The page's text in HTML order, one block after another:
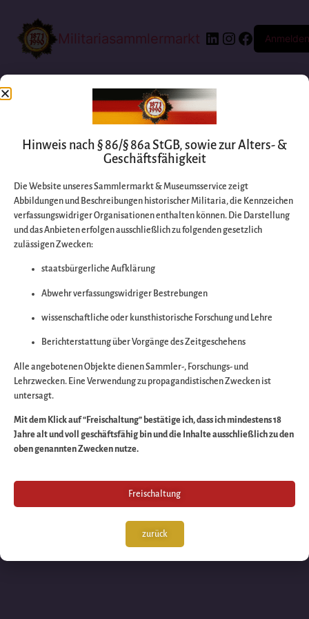
Militariasammlermarkt Anmelden
Entschuldigen Sie
bitte die
Wir arbeiten an
großartigen Sache
schauen Sie bald
wieder vorbei!
Hinweis nach § 86/§ 86a StGB, sowie zur Alters- &
Geschäftsfähigkeit
Die Website unseres Sammlermarkt & Museumsservice zeigt
Abbildungen und Beschreibungen historischer Militaria, die Kennzeichen
verfassungswidriger Organisationen enthalten können. Die Darstellung
und das Anbieten erfolgen ausschließlich zu folgenden gesetzlich
zulässigen Zwecken:
staatsbürgerliche Aufklärung
Abwehr verfassungswidriger Bestrebungen
wissenschaftliche oder kunsthistorische Forschung und Lehre
Berichterstattung über Vorgänge des Zeitgeschehens
Alle angebotenen Objekte dienen Sammler-, Forschungs- und
Lehrzwecken. Eine Verwendung zu propagandistischen Zwecken ist
untersagt.
Mit dem Klick auf “Freischaltung” bestätige ich, dass ich mindestens 18
Jahre alt und voll geschäftsfähig bin und die Inhalte ausschließlich zu den
oben genannten Zwecken nutze.
Freischaltung
zurück